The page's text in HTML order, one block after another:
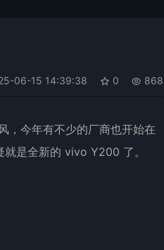
06-15 14:39:38 0 868
，今年有不少的厂商也开始在
就是全新的 vivo Y200 了。